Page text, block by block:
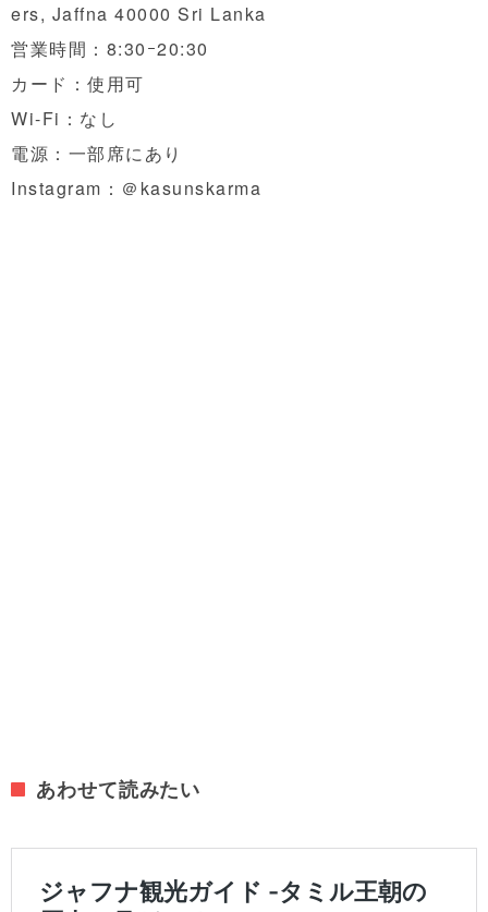
ers, Jaffna 40000 Sri Lanka
営業時間：8:30ｰ20:30
カード：使用可
Wi-Fi：なし
電源：一部席にあり
Instagram： ＠ kasunskarma
あわせて読みたい